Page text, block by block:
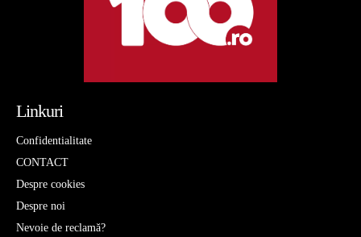
Linkuri
Confidentialitate
CONTACT
Despre cookies
Despre noi
Nevoie de reclamă?